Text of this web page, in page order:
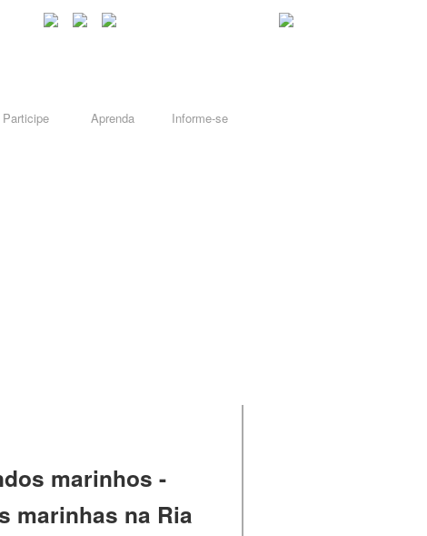
Participe Aprenda Informe-se
marinhos -
marinhas na Ria